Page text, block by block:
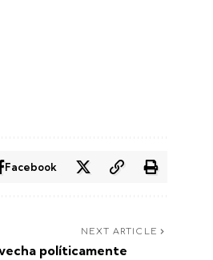
Facebook
NEXT ARTICLE
políticamente